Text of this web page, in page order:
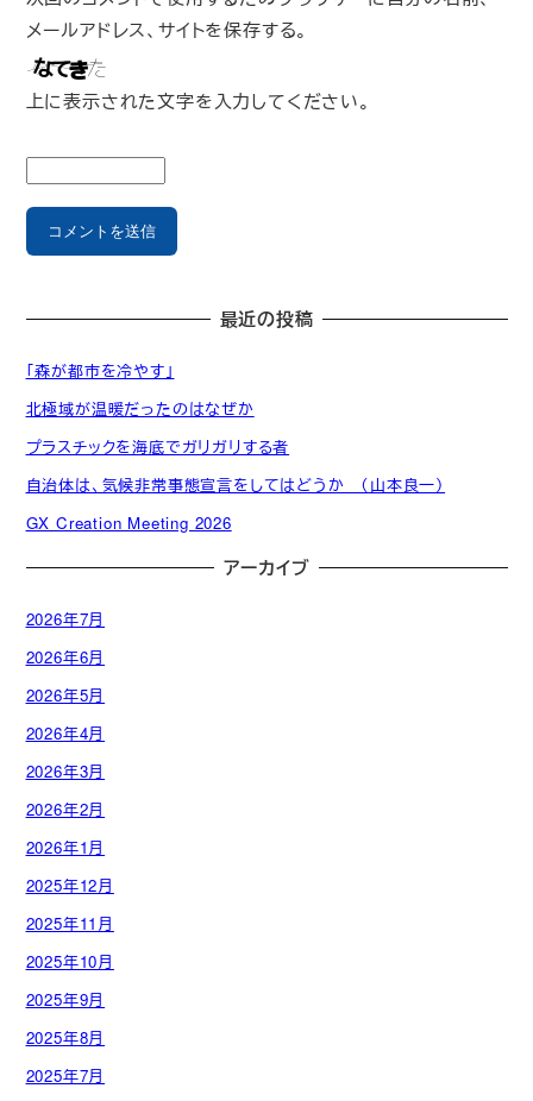
メールアドレス、サイトを保存する。
上に表示された文字を入力してください。
最近の投稿
「森が都市を冷やす」
北極域が温暖だったのはなぜか
プラスチックを海底でガリガリする者
自治体は、気候非常事態宣言をしてはどうか （山本良一）
GX Creation Meeting 2026
アーカイブ
2026年7月
2026年6月
2026年5月
2026年4月
2026年3月
2026年2月
2026年1月
2025年12月
2025年11月
2025年10月
2025年9月
2025年8月
2025年7月